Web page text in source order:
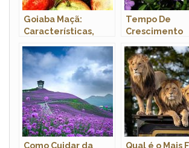
Goiaba Maçã:
Características,
Fotos
Tempo De
Crescimento
Qual É?
Como Cuidar da
Qual é o Mais